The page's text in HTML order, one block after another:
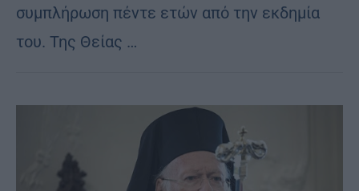
συμπλήρωση πέντε ετών από την εκδημία
του. Της Θείας …